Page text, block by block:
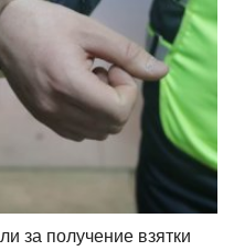
за получение взятки